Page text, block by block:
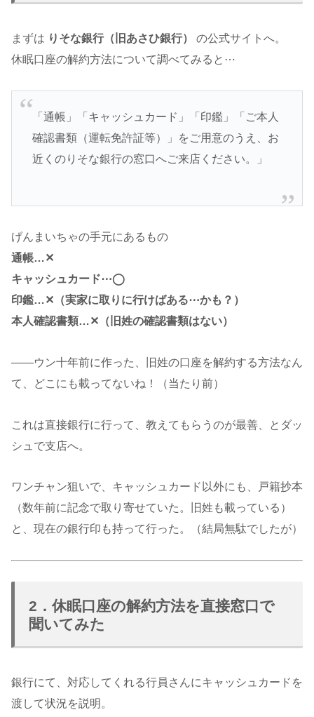
まずは りそな銀行（旧あさひ銀行）
の公式サイトへ。
休眠口座の解約方法について調べてみると⋯
「通帳」「キャッシュカード」「印鑑」「ご本人
確認書類（運転免許証等）」をご用意のうえ、お
近くのりそな銀行の窓口へご来店ください。」
げんまいちゃの手元にあるもの
通帳…✕
キャッシュカード⋯◯
印鑑…✕（実家に取りに行けばある⋯かも？）
本人確認書類…✕（旧姓の確認書類はない）
——ウン十年前に作った、旧姓の口座を解約する方法なん
て、どこにも載ってないね！（当たり前）
これは直接銀行に行って、教えてもらうのが最善、とダッ
シュで支店へ。
ワンチャン狙いで、キャッシュカード以外にも、戸籍抄本
（数年前に記念で取り寄せていた。旧姓も載っている）
と、現在の銀行印も持って行った。（結局無駄でしたが）
2．休眠口座の解約方法を直接窓口で
聞いてみた
銀行にて、対応してくれる行員さんにキャッシュカードを
渡して状況を説明。